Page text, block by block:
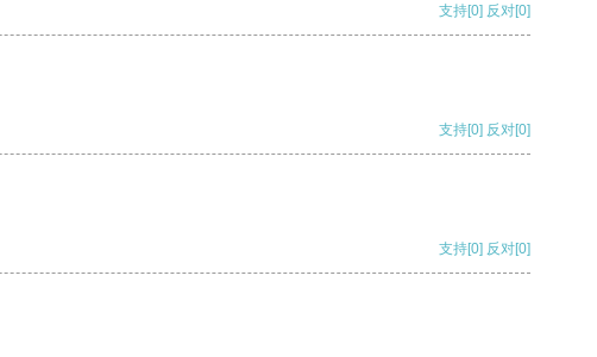
支持[0] 反对[0]
支持[0] 反对[0]
支持[0] 反对[0]